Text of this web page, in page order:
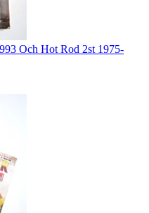
Och Hot Rod 2st 1975-